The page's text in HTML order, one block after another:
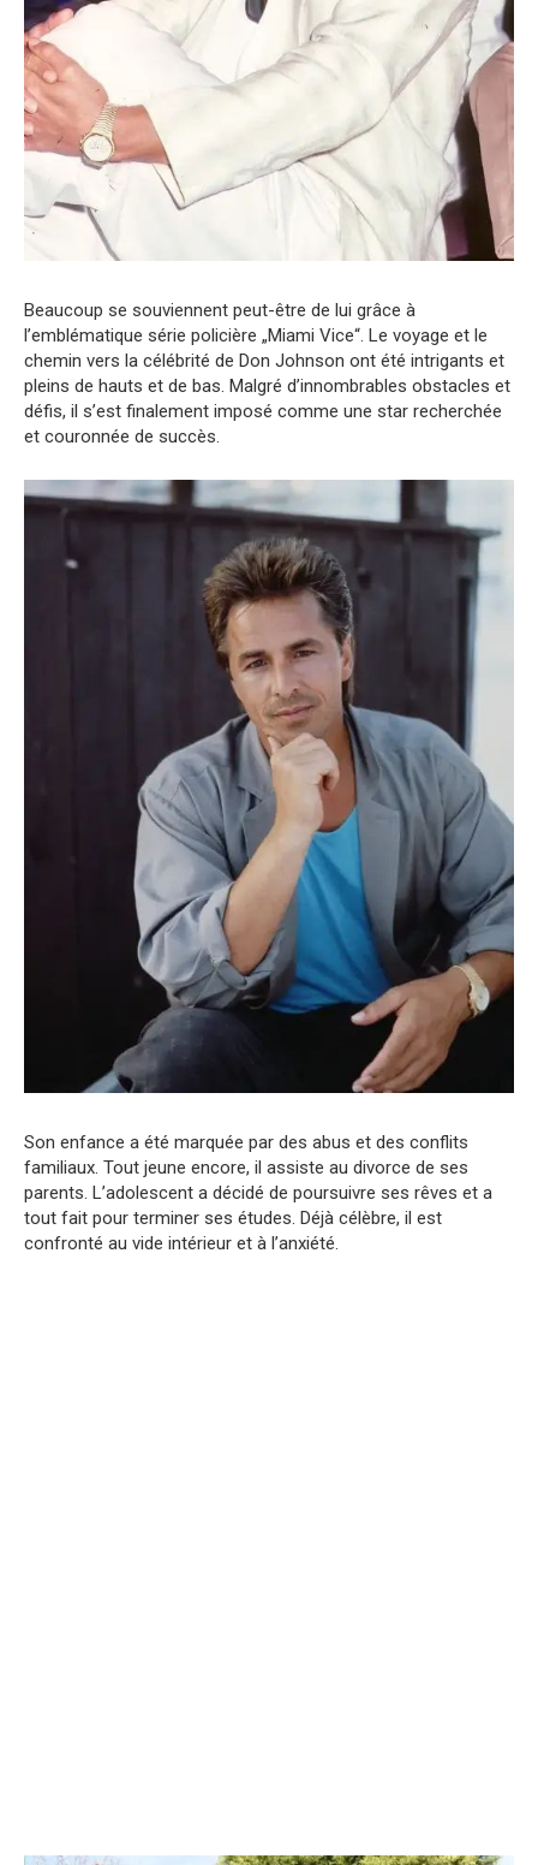
Beaucoup se souviennent peut-être de lui grâce à
l’emblématique série policière „Miami Vice“. Le voyage et le
chemin vers la célébrité de Don Johnson ont été intrigants et
pleins de hauts et de bas. Malgré d’innombrables obstacles et
défis, il s’est finalement imposé comme une star recherchée
et couronnée de succès.
Son enfance a été marquée par des abus et des conflits
familiaux. Tout jeune encore, il assiste au divorce de ses
parents. L’adolescent a décidé de poursuivre ses rêves et a
tout fait pour terminer ses études. Déjà célèbre, il est
confronté au vide intérieur et à l’anxiété.